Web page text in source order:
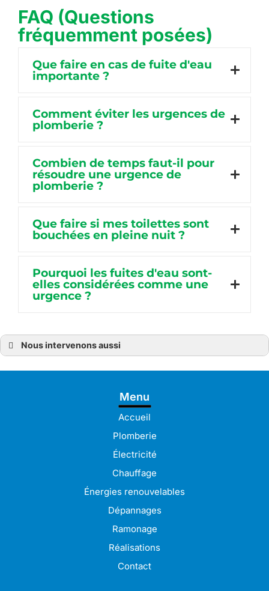
FAQ (Questions
fréquemment posées)
Que faire en cas de fuite d'eau
importante ?
Comment éviter les urgences de
plomberie ?
Combien de temps faut-il pour
résoudre une urgence de
plomberie ?
Que faire si mes toilettes sont
bouchées en pleine nuit ?
Pourquoi les fuites d'eau sont-
elles considérées comme une
urgence ?
Nous intervenons aussi
Électricien à Binic-Étables-sur-Mer
Électricien à Guingamp
Menu
Accueil
Plomberie
Électricité
Chauffage
Énergies renouvelables
Dépannages
Ramonage
Réalisations
Contact